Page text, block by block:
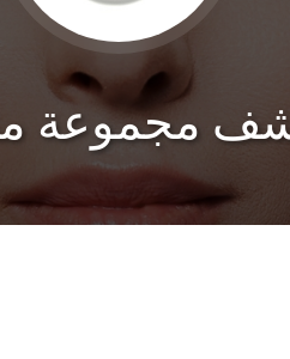
مجموعة